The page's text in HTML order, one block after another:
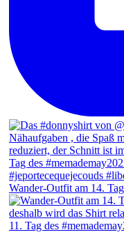
Wander-Outfit am 14.
11. Tag des